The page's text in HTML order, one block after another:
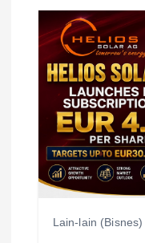
v
Lain-lain (Bisnes)